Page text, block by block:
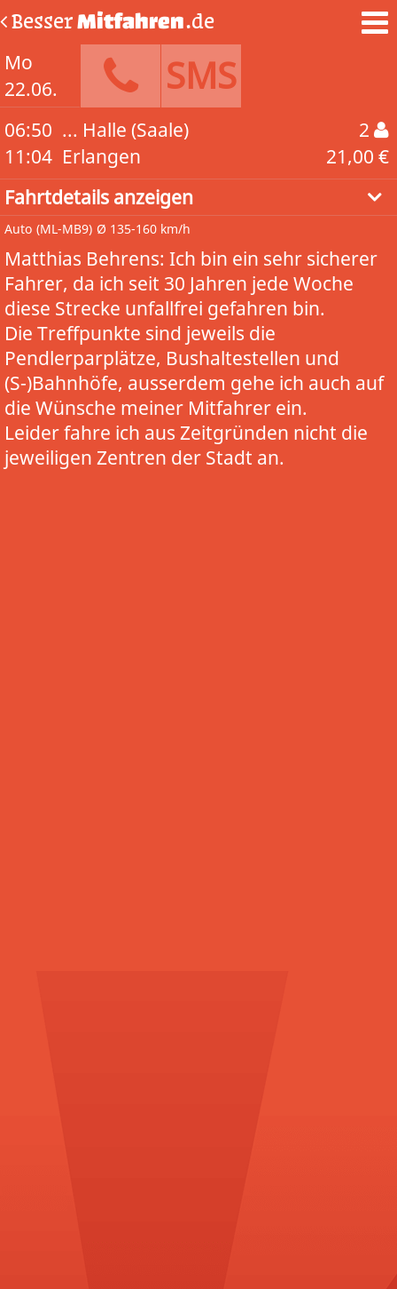
BesserMitfahren.de
Mo
22.06.
SMS
06:50
11:04
... Halle (Saale)
Erlangen
2
21,00 €
Fahrtdetails anzeigen
Auto (ML-MB9) Ø 135-160 km/h
Matthias Behrens: Ich bin ein sehr sicherer
Fahrer, da ich seit 30 Jahren jede Woche
diese Strecke unfallfrei gefahren bin.
Die Treffpunkte sind jeweils die
Pendlerparplätze, Bushaltestellen und
(S-)Bahnhöfe, ausserdem gehe ich auch auf
die Wünsche meiner Mitfahrer ein.
Leider fahre ich aus Zeitgründen nicht die
jeweiligen Zentren der Stadt an.